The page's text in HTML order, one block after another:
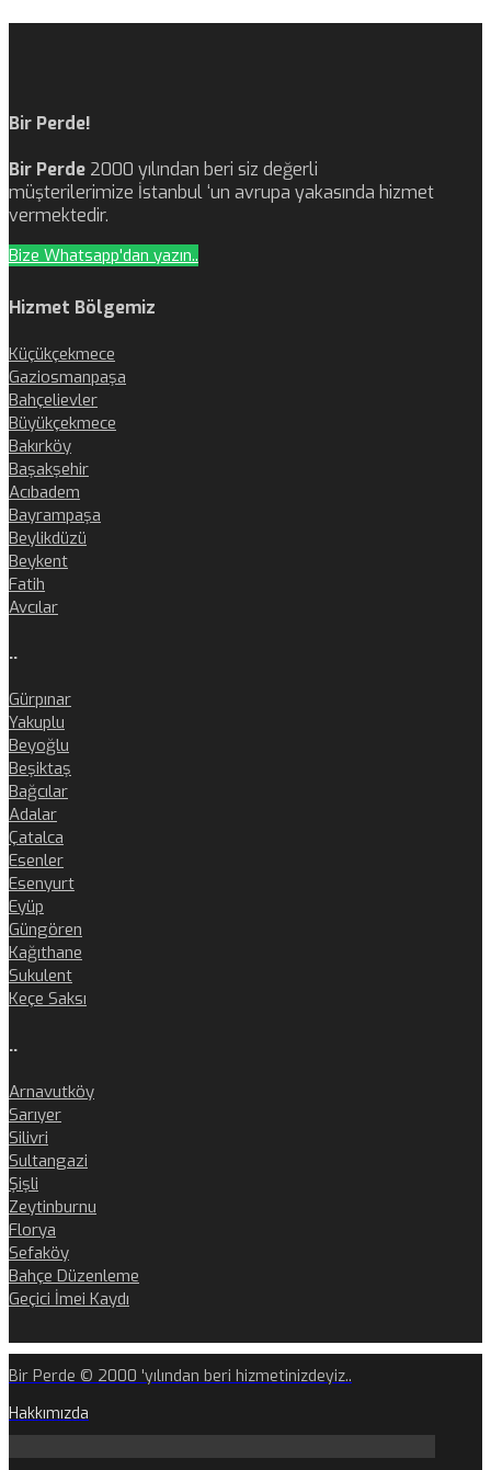
Bir Perde!
Bir Perde 2000 yılından beri siz değerli
müşterilerimize İstanbul ‘un avrupa yakasında hizmet
vermektedir.
Bize Whatsapp'dan yazın..
Hizmet Bölgemiz
Küçükçekmece
Gaziosmanpaşa
Bahçelievler
Büyükçekmece
Bakırköy
Başakşehir
Acıbadem
Bayrampaşa
Beylikdüzü
Beykent
Fatih
Avcılar
..
Gürpınar
Yakuplu
Beyoğlu
Beşiktaş
Bağcılar
Adalar
Çatalca
Esenler
Esenyurt
Eyüp
Güngören
Kağıthane
Sukulent
Keçe Saksı
..
Arnavutköy
Sarıyer
Silivri
Sultangazi
Şişli
Zeytinburnu
Florya
Sefaköy
Bahçe Düzenleme
Geçici İmei Kaydı
Bir Perde © 2000 'yılından beri hizmetinizdeyiz..
Hakkımızda